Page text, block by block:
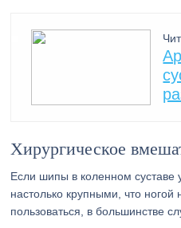
Хирургическое
Если шипы в коленном суставе
настолько крупными, что
пользоваться, в большинстве